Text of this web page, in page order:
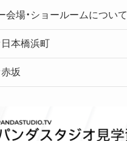
会場・ショールームについて
本橋浜町
坂